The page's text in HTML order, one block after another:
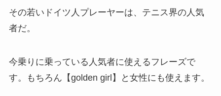
その若いドイツ人プレーヤーは、テニス界の人気
者だ。
今乗りに乗っている人気者に使えるフレーズで
す。もちろん【golden girl】と女性にも使えます。